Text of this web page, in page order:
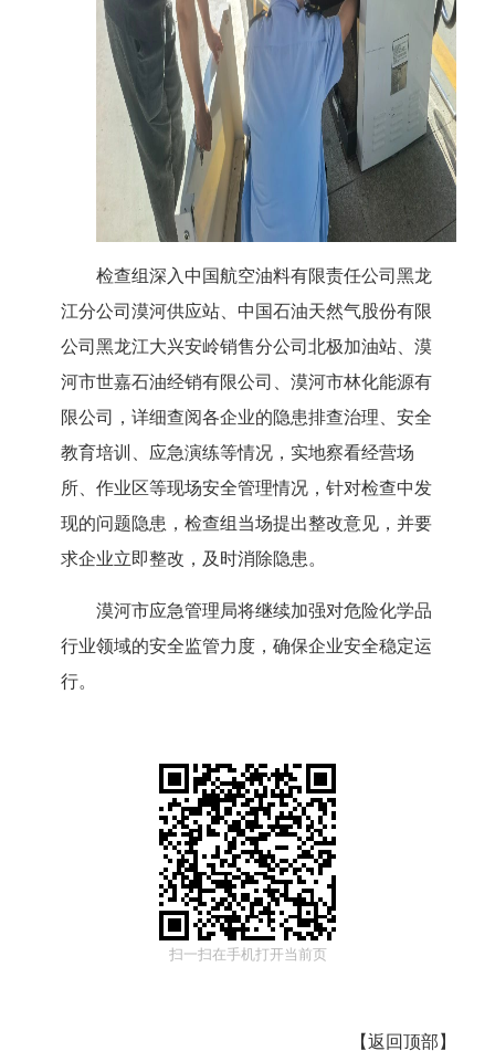
检查组深入 中国航空油料有限责任公司黑龙
江分公司漠河供应站
中国石油天然气股份有限
公司黑龙江大兴安岭销售分公司北极加油站、漠
河市世嘉石油经销有限公司、漠河市林化能源有
限公司，详细查阅各企业的隐患排查治理、安全
教育培训、应急演练等情况，实地察看经营场
所、作业区等现场安全管理情况， 针对检查中发
现的问题隐患， 检查组当场提出整改意见，并要
求企业立即整改，及时消除隐患。
漠河市应急管理局将继续加强对危险化学品
行业领域的安全监管力度，确保企业安全稳定运
行。
扫一扫在手机打开当前页
【返回顶部 】